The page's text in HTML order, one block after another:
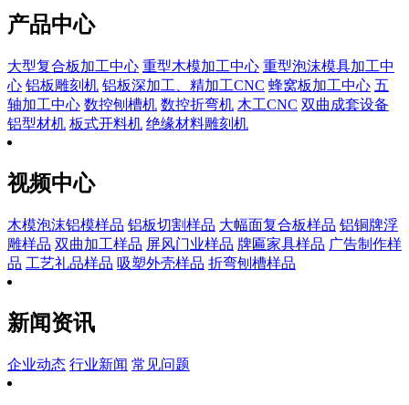
产品中心
大型复合板加工中心 重型木模加工中心 重型泡沫模具加工中
心 铝板雕刻机 铝板深加工、精加工CNC 蜂窝板加工中心 五
轴加工中心 数控刨槽机 数控折弯机 木工CNC 双曲成套设备
铝型材机 板式开料机 绝缘材料雕刻机
视频中心
木模泡沫铝模样品 铝板切割样品 大幅面复合板样品 铝铜牌浮
雕样品 双曲加工样品 屏风门业样品 牌匾家具样品 广告制作样
品 工艺礼品样品 吸塑外壳样品 折弯刨槽样品
新闻资讯
企业动态 行业新闻 常见问题